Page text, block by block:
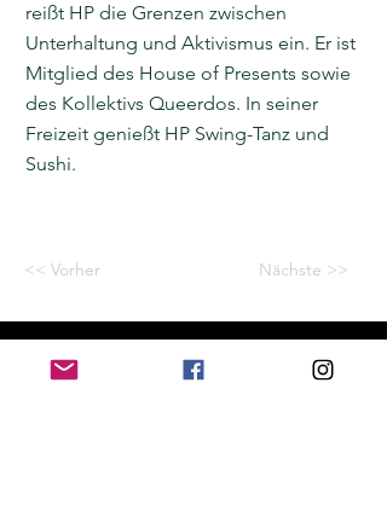
reißt HP die Grenzen zwischen
Unterhaltung und Aktivismus ein. Er ist
Mitglied des House of Presents sowie
des Kollektivs Queerdos. In seiner
Freizeit genießt HP Swing-Tanz und
Sushi.
<< Vorher Nächste >>
Home